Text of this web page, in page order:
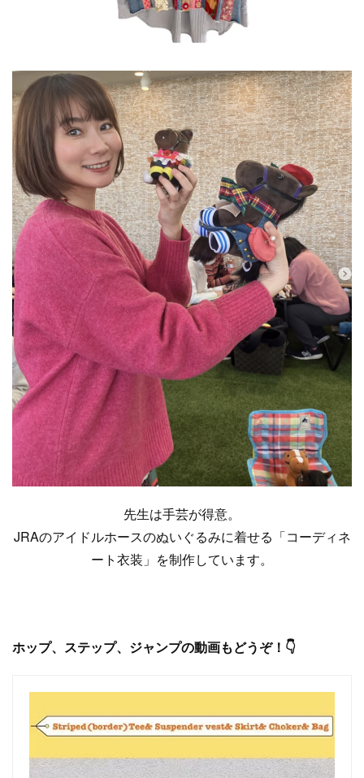
先生は手芸が得意。
JRAのアイドルホースのぬいぐるみに着せる「コーディネ
ート衣装」を制作しています。
ホップ、ステップ、ジャンプの動画もどうぞ！👇